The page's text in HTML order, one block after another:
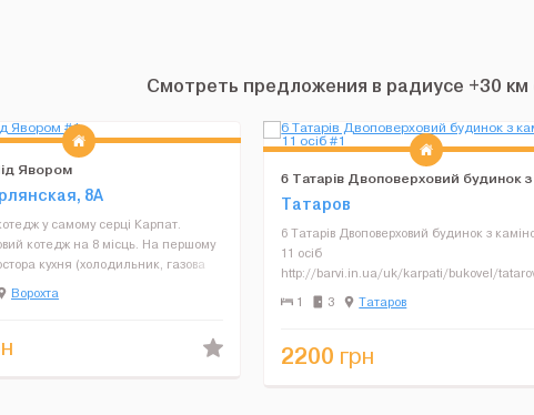
Смотреть предложения в радиусе +30 км
Явором
8А
у самому серці Карпат.
котедж на 8 місць. На першому
кухня (холодильник, газова
піч, обідній стіл,
і одна кімната. На другому поверсі 3
Ворохта
6 Татарів Двоповерховий будинок з
каміном на 11 осіб
Татаров
6 Татарів Двоповерховий будинок з
11 осіб
http://barvi.in.ua/uk/karpati/bukovel/
tatariv Розташування: • У селі Татарів, 12
гірськолижного курорту Буковель. •
1 3 Татаров
2200 грн